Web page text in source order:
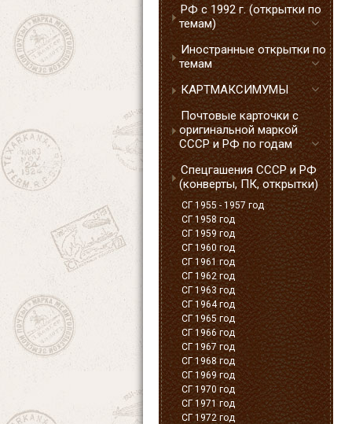
РФ с 1992 г. (открытки по
темам)
Иностранные открытки по
темам
КАРТМАКСИМУМЫ
Почтовые карточки с
оригинальной маркой
СССР и РФ по годам
Спецгашения СССР и РФ
(конверты, ПК, открытки)
СГ 1955 - 1957 год
СГ 1958 год
СГ 1959 год
СГ 1960 год
СГ 1961 год
СГ 1962 год
СГ 1963 год
СГ 1964 год
СГ 1965 год
СГ 1966 год
СГ 1967 год
СГ 1968 год
СГ 1969 год
СГ 1970 год
СГ 1971 год
СГ 1972 год